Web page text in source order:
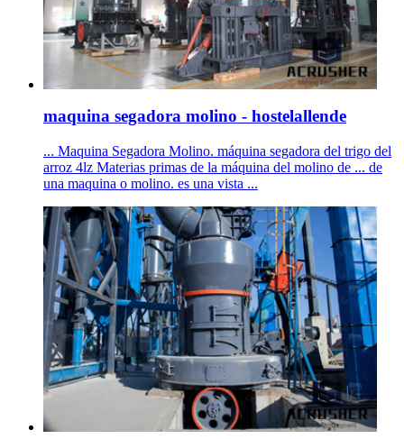
maquina segadora molino - hostelallende
... Maquina Segadora Molino. máquina segadora del trigo del
arroz 4lz Materias primas de la máquina del molino de ... de
una maquina o molino. es una vista ...